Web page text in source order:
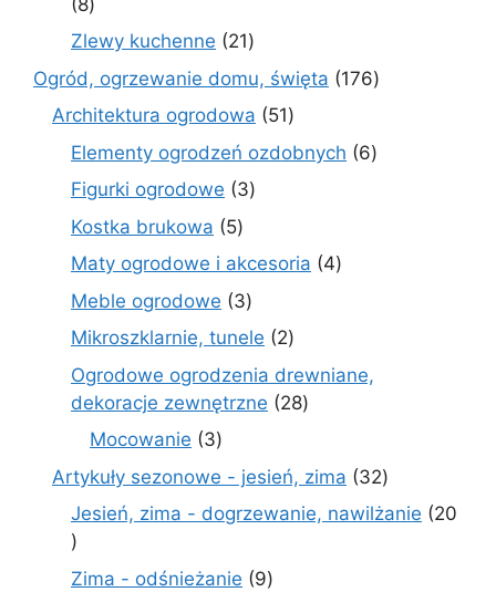
produktów
Zlewy kuchenne 2121
produktów
Ogród, ogrzewanie domu, święta 176176
Architektura ogrodowa 5151
produktów
Elementy ogrodzeń ozdobnych 66
Figurki ogrodowe 33
Kostka brukowa 55
produktów
Maty ogrodowe i akcesoria 44
Meble ogrodowe 33
produkty
Mikroszklarnie, tunele 22
produkty
Ogrodowe ogrodzenia drewniane,
dekoracje zewnętrzne
2828
Mocowanie 33
produkty
Artykuły sezonowe - jesień, zima 3232
produkty
Jesień, zima - dogrzewanie, nawilżanie
20
20
produktów
Zima - odśnieżanie 99